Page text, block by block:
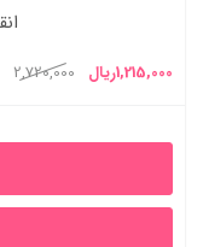
2,720,000
قیمت
2,720,000ریال
1,215,000ریال
1,215,000ریال